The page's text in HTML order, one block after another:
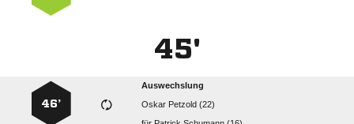
45'
Auswechslung
  
46’